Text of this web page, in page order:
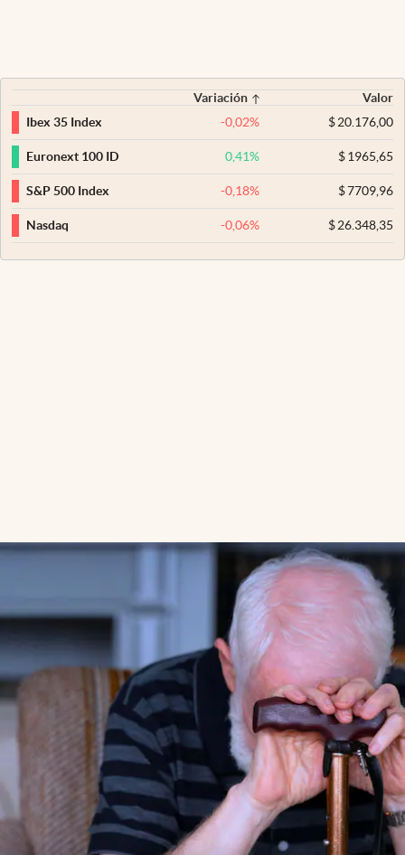
Variación
Valor
Ibex 35 Index
-0,02% $20.176,00
Euronext 100 ID 0,41% $1965,65
S&P 500 Index -0,18% $7709,96
Nasdaq -0,06% $26.348,35